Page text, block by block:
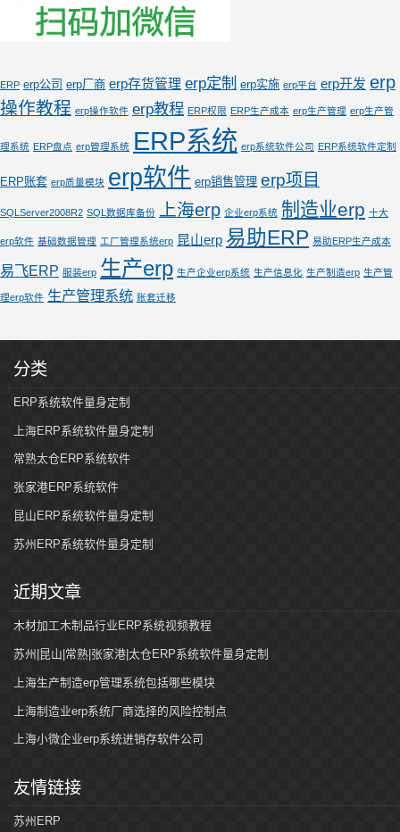
ERP erp公司 erp厂商 erp存货管理 erp定制 erp实施 erp平台 erp开发 erp
操作教程 erp操作软件 erp教程 ERP权限 ERP生产成本 erp生产管理 erp生产管
理系统 ERP盘点 erp管理系统 ERP系统 erp系统软件公司 ERP系统软件定制
ERP账套 erp质量模块 erp软件 erp销售管理 erp项目
SQLServer2008R2 SQL数据库备份 上海erp 企业erp系统 制造业erp 十大
erp软件 基础数据管理 工厂管理系统erp 昆山erp 易助ERP 易助ERP生产成本
易飞ERP 服装erp 生产erp 生产企业erp系统 生产信息化 生产制造erp 生产管
理erp软件 生产管理系统 账套迁移
分类
ERP系统软件量身定制
上海ERP系统软件量身定制
常熟太仓ERP系统软件
张家港ERP系统软件
昆山ERP系统软件量身定制
苏州ERP系统软件量身定制
近期文章
木材加工木制品行业ERP系统视频教程
苏州|昆山|常熟|张家港|太仓ERP系统软件量身定制
上海生产制造erp管理系统包括哪些模块
上海制造业erp系统厂商选择的风险控制点
上海小微企业erp系统进销存软件公司
友情链接
苏州ERP